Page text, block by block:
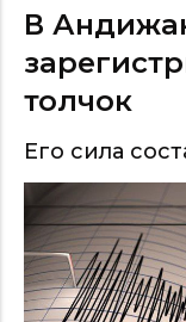
В
толчок
Его сила